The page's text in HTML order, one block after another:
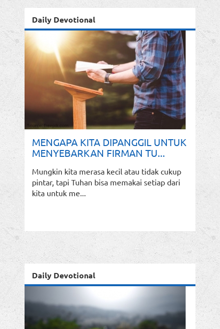
Daily Devotional
MENGAPA KITA DIPANGGIL UNTUK
MENYEBARKAN FIRMAN TU...
Mungkin kita merasa kecil atau tidak cukup
pintar, tapi Tuhan bisa memakai setiap dari
kita untuk me...
Daily Devotional